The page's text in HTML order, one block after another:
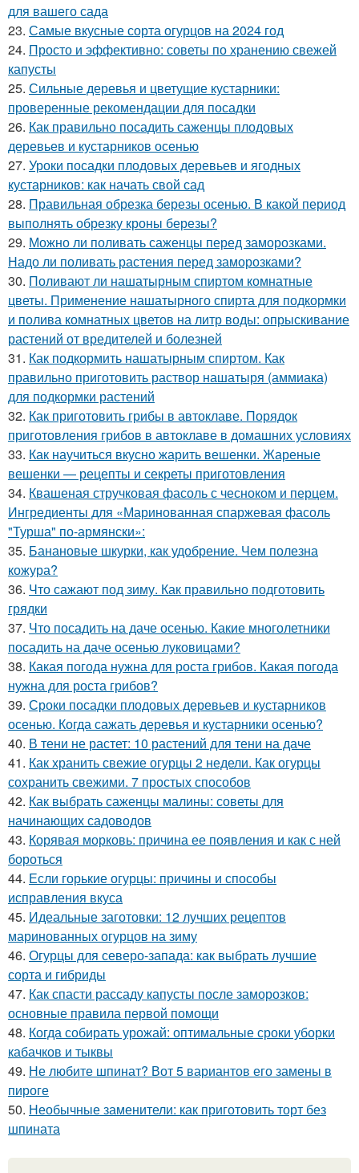
для вашего сада
23. Самые вкусные сорта огурцов на 2024 год
24. Просто и эффективно: советы по хранению свежей
капусты
25. Сильные деревья и цветущие кустарники:
проверенные рекомендации для посадки
26. Как правильно посадить саженцы плодовых
деревьев и кустарников осенью
27. Уроки посадки плодовых деревьев и ягодных
кустарников: как начать свой сад
28. Правильная обрезка березы осенью. В какой период
выполнять обрезку кроны березы?
29. Можно ли поливать саженцы перед заморозками.
Надо ли поливать растения перед заморозками?
30. Поливают ли нашатырным спиртом комнатные
цветы. Применение нашатырного спирта для подкормки
и полива комнатных цветов на литр воды: опрыскивание
растений от вредителей и болезней
31. Как подкормить нашатырным спиртом. Как
правильно приготовить раствор нашатыря (аммиака)
для подкормки растений
32. Как приготовить грибы в автоклаве. Порядок
приготовления грибов в автоклаве в домашних условиях
33. Как научиться вкусно жарить вешенки. Жареные
вешенки — рецепты и секреты приготовления
34. Квашеная стручковая фасоль с чесноком и перцем.
Ингредиенты для «Маринованная спаржевая фасоль
"Турша" по-армянски»:
35. Банановые шкурки, как удобрение. Чем полезна
кожура?
36. Что сажают под зиму. Как правильно подготовить
грядки
37. Что посадить на даче осенью. Какие многолетники
посадить на даче осенью луковицами?
38. Какая погода нужна для роста грибов. Какая погода
нужна для роста грибов?
39. Сроки посадки плодовых деревьев и кустарников
осенью. Когда сажать деревья и кустарники осенью?
40. В тени не растет: 10 растений для тени на даче
41. Как хранить свежие огурцы 2 недели. Как огурцы
сохранить свежими. 7 простых способов
42. Как выбрать саженцы малины: советы для
начинающих садоводов
43. Корявая морковь: причина ее появления и как с ней
бороться
44. Если горькие огурцы: причины и способы
исправления вкуса
45. Идеальные заготовки: 12 лучших рецептов
маринованных огурцов на зиму
46. Огурцы для северо-запада: как выбрать лучшие
сорта и гибриды
47. Как спасти рассаду капусты после заморозков:
основные правила первой помощи
48. Когда собирать урожай: оптимальные сроки уборки
кабачков и тыквы
49. Не любите шпинат? Вот 5 вариантов его замены в
пироге
50. Необычные заменители: как приготовить торт без
шпината